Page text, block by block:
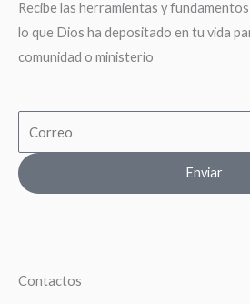
Recibe las herramientas y
lo que Dios ha depositado en tu vida
comunidad o ministerio
Enviar
Contactos